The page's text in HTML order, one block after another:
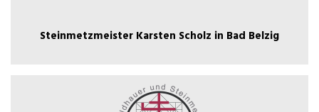
Steinmetzmeister Karsten Scholz in Bad Belzig